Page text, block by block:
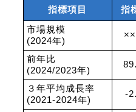
指標項目 指
市場規模
(2024年)
前年比
(2024/2023年)
３年平均成長率
(2021-2024年)
-